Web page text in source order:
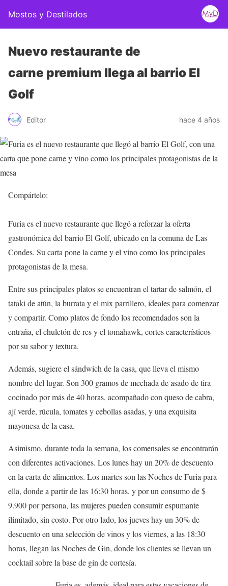
Mostos y Destilados
Nuevo restaurante de
carne premium llega al barrio El
Golf
Editor hace 4 años
Compártelo:
Furia es el nuevo restaurante que llegó a reforzar la oferta
gastronómica del barrio El Golf, ubicado en la comuna de Las
Condes. Su carta pone la carne y el vino como los principales
protagonistas de la mesa.
Entre sus principales platos se encuentran el tartar de salmón, el
tataki de atún, la burrata y el mix parrillero, ideales para comenzar
y compartir. Como platos de fondo los recomendados son la
entraña, el chuletón de res y el tomahawk, cortes característicos
por su sabor y textura.
Además, sugiere el sándwich de la casa, que lleva el mismo
nombre del lugar. Son 300 gramos de mechada de asado de tira
cocinado por más de 40 horas, acompañado con queso de cabra,
ají verde, rúcula, tomates y cebollas asadas, y una exquisita
mayonesa de la casa.
Asimismo, durante toda la semana, los comensales se encontrarán
con diferentes activaciones. Los lunes hay un 20% de descuento
en la carta de alimentos. Los martes son las Noches de Furia para
ella, donde a partir de las 16:30 horas, y por un consumo de $
9.900 por persona, las mujeres pueden consumir espumante
ilimitado, sin costo. Por otro lado, los jueves hay un 30% de
descuento en una selección de vinos y los viernes, a las 18:30
horas, llegan las Noches de Gin, donde los clientes se llevan un
cocktail sobre la base de gin de cortesía.